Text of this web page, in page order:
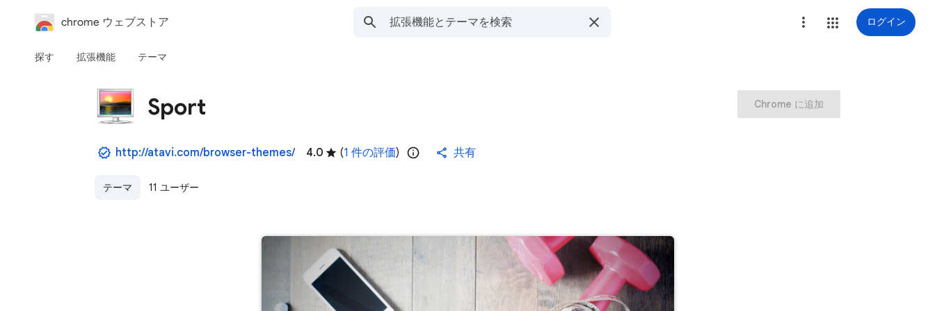
chrome ウェブストア ログイン
探す 拡張機能 テーマ
Sport
http://atavi.com/browser-themes/ 4.0 (1 件の評価) 共有
テーマ 11 ユーザー
Chrome に追加